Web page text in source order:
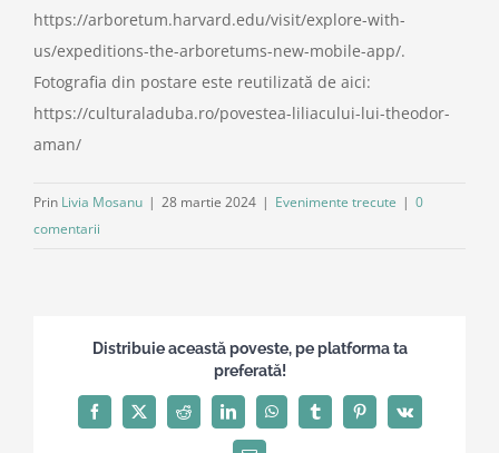
https://arboretum.harvard.edu/visit/explore-with-
us/expeditions-the-arboretums-new-mobile-app/.
Fotografia din postare este reutilizată de aici:
https://culturaladuba.ro/povestea-liliacului-lui-theodor-
aman/
Prin Livia Mosanu | 28 martie 2024 | Evenimente trecute | 0
comentarii
Distribuie această poveste, pe platforma ta
preferată!
Facebook
X Reddit LinkedInWhatsAppTumblrPinterest
Vk